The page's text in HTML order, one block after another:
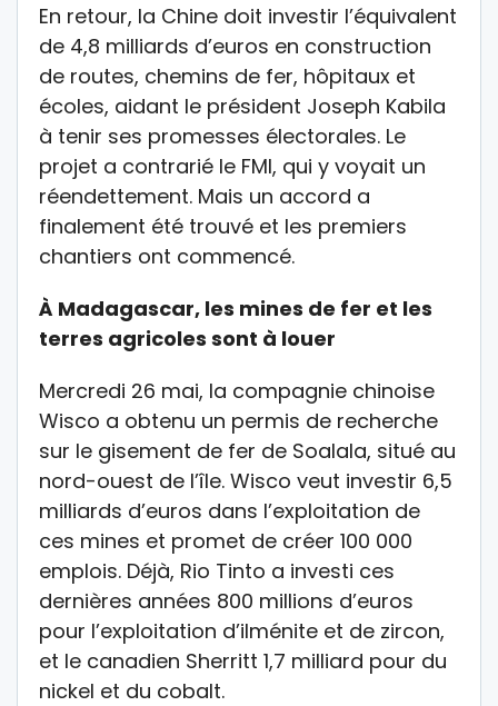
En retour, la Chine doit investir l’équivalent
de 4,8 milliards d’euros en construction
de routes, chemins de fer, hôpitaux et
écoles, aidant le président Joseph Kabila
à tenir ses promesses électorales. Le
projet a contrarié le FMI, qui y voyait un
réendettement. Mais un accord a
finalement été trouvé et les premiers
chantiers ont commencé.
À Madagascar, les mines de fer et les
terres agricoles sont à louer
Mercredi 26 mai, la compagnie chinoise
Wisco a obtenu un permis de recherche
sur le gisement de fer de Soalala, situé au
nord-ouest de l’île. Wisco veut investir 6,5
milliards d’euros dans l’exploitation de
ces mines et promet de créer 100 000
emplois. Déjà, Rio Tinto a investi ces
dernières années 800 millions d’euros
pour l’exploitation d’ilménite et de zircon,
et le canadien Sherritt 1,7 milliard pour du
nickel et du cobalt.